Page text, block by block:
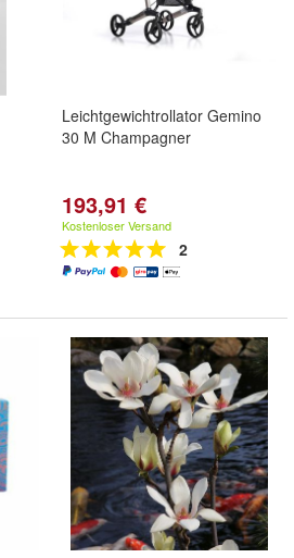
Leichtgewichtrollator Gemino
30 M Champagner
193,91 €
Kostenloser Versand
2